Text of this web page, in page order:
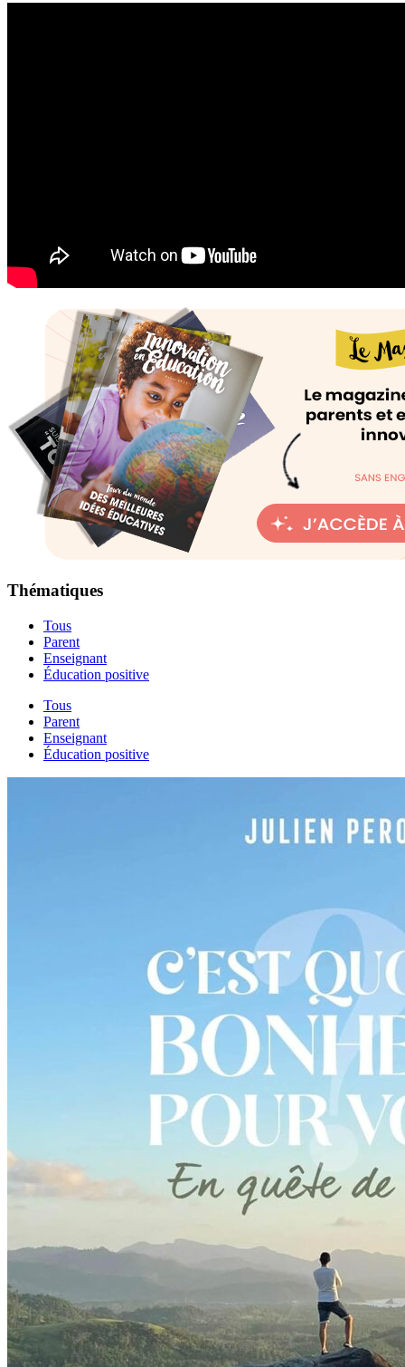
Thématiques
Tous
Parent
Enseignant
Éducation positive
Tous
Parent
Enseignant
Éducation positive